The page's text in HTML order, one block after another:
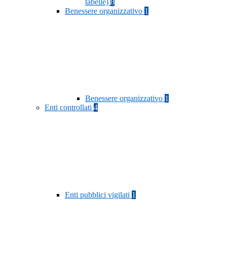
tabelle) 8
Benessere organizzativo 1
Benessere organizzativo 1
Enti controllati 4
Enti pubblici vigilati 1